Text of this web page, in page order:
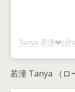
若潼 Tanya （ロ